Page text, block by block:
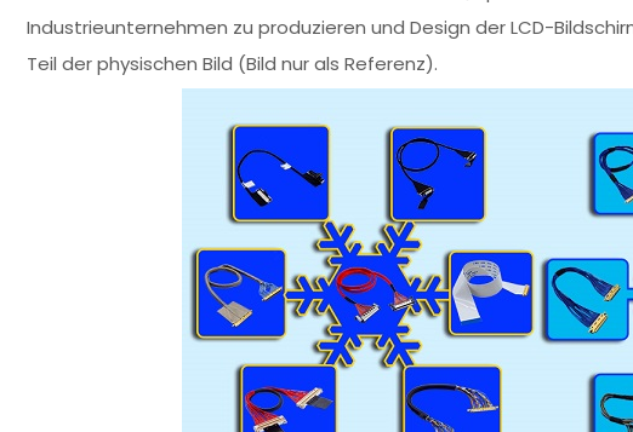
Industrieunternehmen zu produzieren und Design der LCD-
Teil der physischen Bild (Bild nur als Referenz).